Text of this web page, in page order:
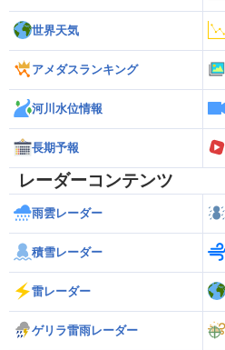
世界天気
アメダスランキング
河川水位情報
長期予報
レーダーコンテンツ
雨雲レーダー
積雪レーダー
雷レーダー
ゲリラ雷雨レーダー